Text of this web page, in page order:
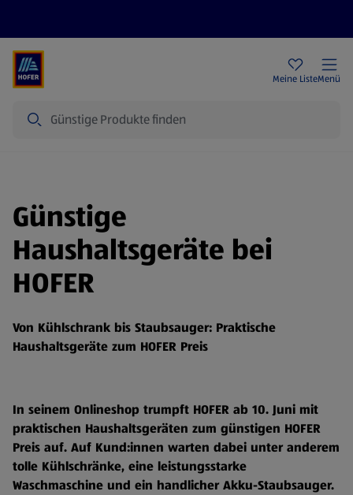
Meine ListeMenü
Günstige
Haushaltsgeräte bei
HOFER
Von Kühlschrank bis Staubsauger: Praktische
Haushaltsgeräte zum HOFER Preis
In seinem Onlineshop trumpft HOFER ab 10. Juni mit
praktischen Haushaltsgeräten zum günstigen HOFER
Preis auf. Auf Kund:innen warten dabei unter anderem
tolle Kühlschränke, eine leistungsstarke
Waschmaschine und ein handlicher Akku-Staubsauger.